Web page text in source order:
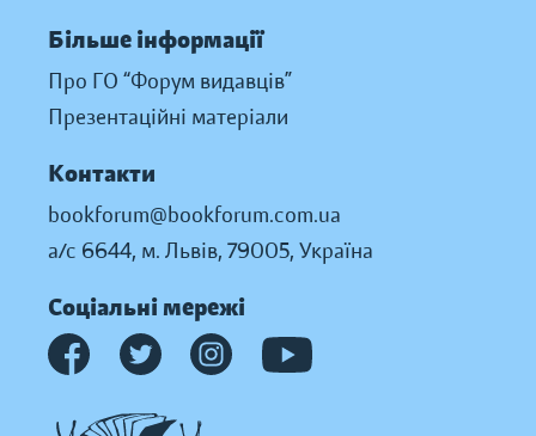
Більше інформації
Про ГО “Форум видавців”
Презентаційні матеріали
Контакти
bookforum@bookforum.com.ua
а/с 6644, м. Львів, 79005, Україна
Соціальні мережі